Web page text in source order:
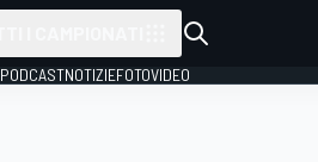
PODCASTNOTIZIEFOTOVIDEO